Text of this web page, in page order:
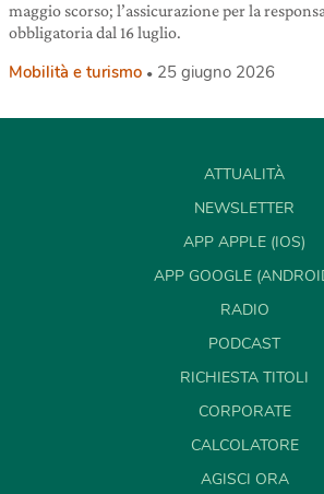
maggio scorso; l’assicurazione per la
obbligatoria dal 16 luglio.
Mobilità e turismo 25 giugno 2026
ATTUALITÀ
NEWSLETTER
APP APPLE (IOS)
APP GOOGLE
RADIO
PODCAST
RICHIESTA TITOLI
CORPORATE
CALCOLATORE
AGISCI ORA